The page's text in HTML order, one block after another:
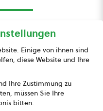
Einige von ihnen sind
diese Website und Ihre
Ihre Zustimmung zu
müssen Sie Ihre
bitten.